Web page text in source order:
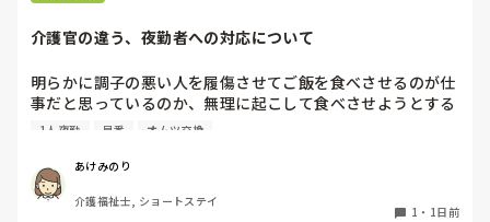
私の考え対応が間違えていますか？
介護官の違う、夜勤者への対応について
明らかに調子の悪い人を履傷させてご飯を食べさせるのが仕
事だと思っているのか、無理に起こして食べさせようとする
スタッフがいます。私が出勤して急変に気づき対応しました
（夜勤者）とか平気でドヤ顔でいます。
夜勤は1人夜勤です。その時はベトナム人と早番の2人体制で
したけども、どちらも急変対応に特化しておらず、この2人
1人夜勤 早番 オムツ交換
あけみのり
介護福祉士, ショートステイ
1 ・ 1日前